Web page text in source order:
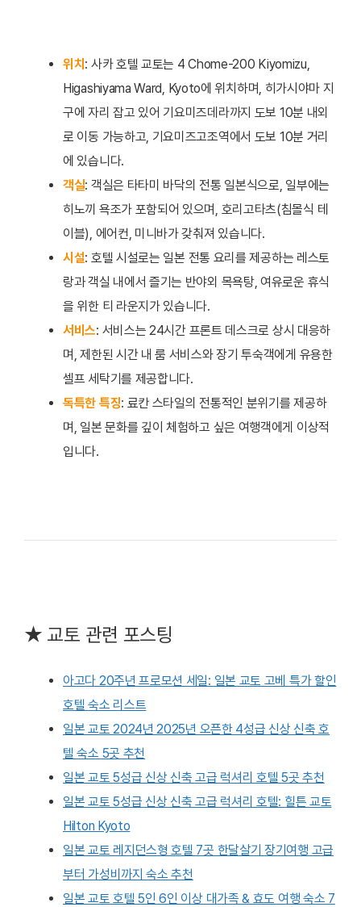
위치 : 사카 호텔 교토는 4 Chome-200 Kiyomizu,
Higashiyama Ward, Kyoto에 위치하며, 히가시야마 지
구에 자리 잡고 있어 기요미즈데라까지 도보 10분 내외
로 이동 가능하고, 기요미즈고조역에서 도보 10분 거리
에 있습니다.
객실: 객실은 타타미 바닥의 전통 일본식으로, 일부에는
히노끼 욕조가 포함되어 있으며, 호리고타츠(침몰식 테
이블), 에어컨, 미니바가 갖춰져 있습니다.
시설: 호텔 시설로는 일본 전통 요리를 제공하는 레스토
랑과 객실 내에서 즐기는 반야외 목욕탕, 여유로운 휴식
을 위한 티 라운지가 있습니다.
서비스: 서비스는 24시간 프론트 데스크로 상시 대응하
며, 제한된 시간 내 룸 서비스와 장기 투숙객에게 유용한
셀프 세탁기를 제공합니다.
독특한 특징: 료칸 스타일의 전통적인 분위기를 제공하
며, 일본 문화를 깊이 체험하고 싶은 여행객에게 이상적
입니다.
★ 교토 관련 포스팅
아고다 20주년 프로모션 세일: 일본 교토 고베 특가 할인
호텔 숙소 리스트
일본 교토 2024년 2025년 오픈한 4성급 신상 신축 호
텔 숙소 5곳 추천
일본 교토 5성급 신상 신축 고급 럭셔리 호텔 5곳 추천
일본 교토 5성급 신상 신축 고급 럭셔리 호텔: 힐튼 교토
Hilton Kyoto
일본 교토 레지던스형 호텔 7곳 한달살기 장기여행 고급
부터 가성비까지 숙소 추천
일본 교토 호텔 5인 6인 이상 대가족 & 효도 여행 숙소 7